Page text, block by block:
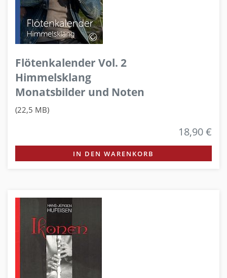
Flötenkalender Vol. 2
Himmelsklang
Monatsbilder und Noten
(22,5 MB)
18,90 €
IN DEN WARENKORB